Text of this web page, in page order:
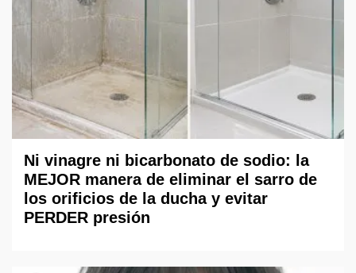
Ni vinagre ni bicarbonato de sodio: la
MEJOR manera de eliminar el sarro de
los orificios de la ducha y evitar
PERDER presión